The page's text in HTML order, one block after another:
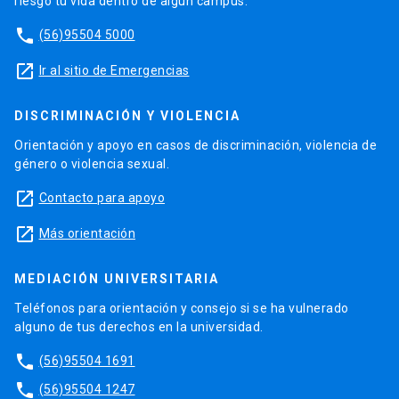
phone (56)95504 5000
launch Ir al sitio de Emergencias
DISCRIMINACIÓN Y VIOLENCIA
Orientación y apoyo en casos de discriminación, violencia de
género o violencia sexual.
launch Contacto para apoyo
launch Más orientación
MEDIACIÓN UNIVERSITARIA
Teléfonos para orientación y consejo si se ha vulnerado
alguno de tus derechos en la universidad.
phone (56)95504 1691
phone (56)95504 1247